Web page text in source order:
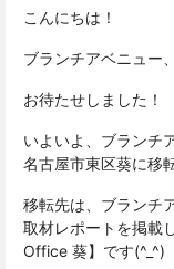
こんにちは！
ブランチアベニュー
お待たせしました！
いよいよ、ブランチ
名古屋市東区葵に移
移転先は、ブランチ
取材レポートを掲載
Office 葵】です(^_^)